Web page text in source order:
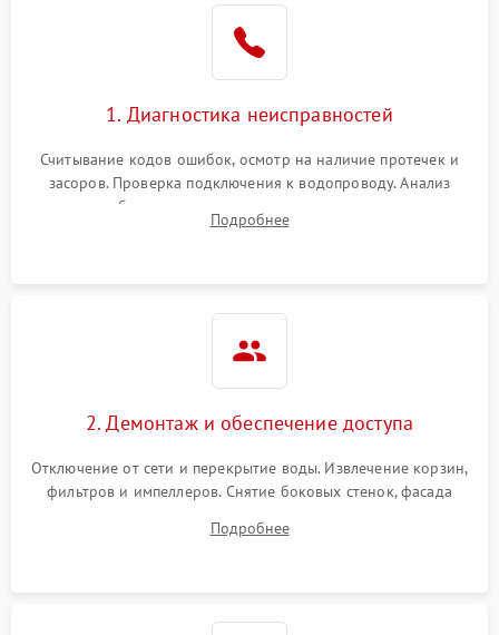
Проблемы с1. Диагностика неисправностей
Считывание кодов ошибок, осмотр на наличие протечек и
засоров. Проверка подключения к водопроводу. Анализ
жалоб на отсутствие слива, нагрева, вращения
разбрызгивателей или срабатывание системы защиты
Подробнее
2. Демонтаж и обеспечение доступа
Отключение от сети и перекрытие воды. Извлечение корзин,
фильтров и импеллеров. Снятие боковых стенок, фасада
циркуляционному насосу, ТЭНу и сливной помпе.
Подробнее